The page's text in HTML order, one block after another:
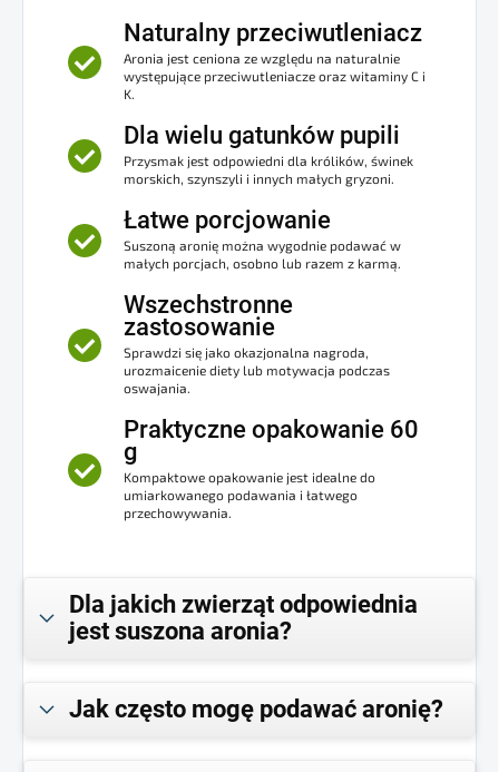
Naturalny przeciwutleniacz
Aronia jest ceniona ze względu na naturalnie
występujące przeciwutleniacze oraz witaminy C i
K.
Dla wielu gatunków pupili
Przysmak jest odpowiedni dla królików, świnek
morskich, szynszyli i innych małych gryzoni.
Łatwe porcjowanie
Suszoną aronię można wygodnie podawać w
małych porcjach, osobno lub razem z karmą.
Wszechstronne
zastosowanie
Sprawdzi się jako okazjonalna nagroda,
urozmaicenie diety lub motywacja podczas
oswajania.
Praktyczne opakowanie 60
g
Kompaktowe opakowanie jest idealne do
umiarkowanego podawania i łatwego
przechowywania.
Dla jakich zwierząt odpowiednia
jest suszona aronia?
Jak często mogę podawać aronię?